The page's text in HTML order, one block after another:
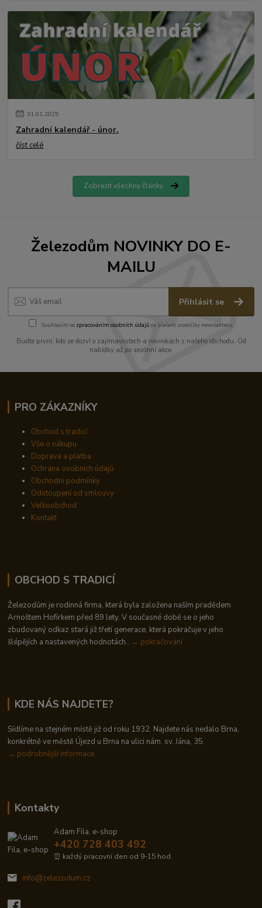
31.01.2025
Zahradní kalendář - únor.
číst celé
Zobrazit všechny články
Železodům NOVINKY DO E-
MAILU
Přihlásit se
Souhlasím se zpracováním osobních údajůza účelem rozesílky newsletteru.
Buďte první, kdo se dozví o zajímavostech a novinkách z našeho obchodu. Od
nabídky až po sezónní akce.
PRO ZÁKAZNÍKY
Obchod s tradicí
Vše o nákupu
Doprava a platba
Ochrana osobních údajů
Obchodní podmínky
Odstoupení od smlouvy
Velkoobchod
Kontakt
OBCHOD S TRADICÍ
Železodům je rodinná firma, která byla založena naším pradědem
Arnoštem Hofírkem před 89 lety. V současné době se o jeho
zbudovaný odkaz stará již třetí generace, která pokračuje v jeho
šlépějích a nastavených hodnotách.. → pokračování
KDE NÁS NAJDETE?
Sídlíme na stejném místě již od roku 1932. Najdete nás nedalo Brna,
konkrétně ve městě Újezd u Brna na ulici nám. sv. Jána, 35.
→ podrobnější informace
Kontakty
Adam Fila, e-shop
+420 728 403 492
⏰ každý pracovní den od 9-15 hod.
info@zelezodum.cz